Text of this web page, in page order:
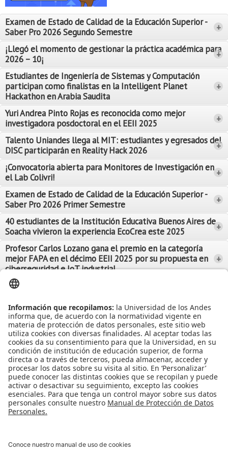
Examen de Estado de Calidad de la Educación Superior -
Saber Pro 2026 Segundo Semestre
+
Leer Más
¡Llegó el momento de gestionar la práctica académica para
2026 – 10¡
+
Leer Más
Estudiantes de Ingeniería de Sistemas y Computación
participan como finalistas en la Intelligent Planet
Hackathon en Arabia Saudita
+
Leer Más
Yuri Andrea Pinto Rojas es reconocida como mejor
investigadora posdoctoral en el EEII 2025
+
Leer Más
Talento Uniandes llega al MIT: estudiantes y egresados del
DISC participarán en Reality Hack 2026
+
Leer Más
¡Convocatoria abierta para Monitores de Investigación en
el Lab Colivri!
+
Leer Más
Examen de Estado de Calidad de la Educación Superior -
Saber Pro 2026 Primer Semestre
+
Leer Más
40 estudiantes de la Institución Educativa Buenos Aires de
Soacha vivieron la experiencia EcoCrea este 2025
+
Leer Más
Profesor Carlos Lozano gana el premio en la categoría
mejor FAPA en el décimo EEII 2025 por su propuesta en
ciberseguridad e IoT industrial
+
Leer Más
Ver más Noticias...
Ver más Eventos...
Apoyo Financiero
Reconocimiento como Universidad: Decreto 1297 del 30 de mayo de
Proyecto de grado
Reingreso
Reintegro
Retiro voluntario
Transferencia
Tarifas
Grado